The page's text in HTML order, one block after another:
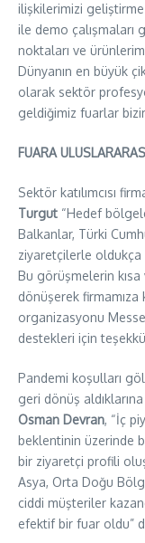
ilişkilerimizi geliştirme
ile demo
noktaları ve
Dünyanın en büyük
olarak sektör
geldiğimiz fuarlar
FUARA
Sektör katılımcısı
Turgut “Hedef
Balkanlar, Türki
ziyaretçilerle oldukça
Bu görüşmelerin
dönüşerek firmamıza
organizasyonu
destekleri için
Pandemi koşulları
geri dönüş
Osman Devran, “İç
beklentinin üzerinde
bir ziyaretçi profili
Asya, Orta Doğu
ciddi müşteriler
efektif bir fuar oldu”